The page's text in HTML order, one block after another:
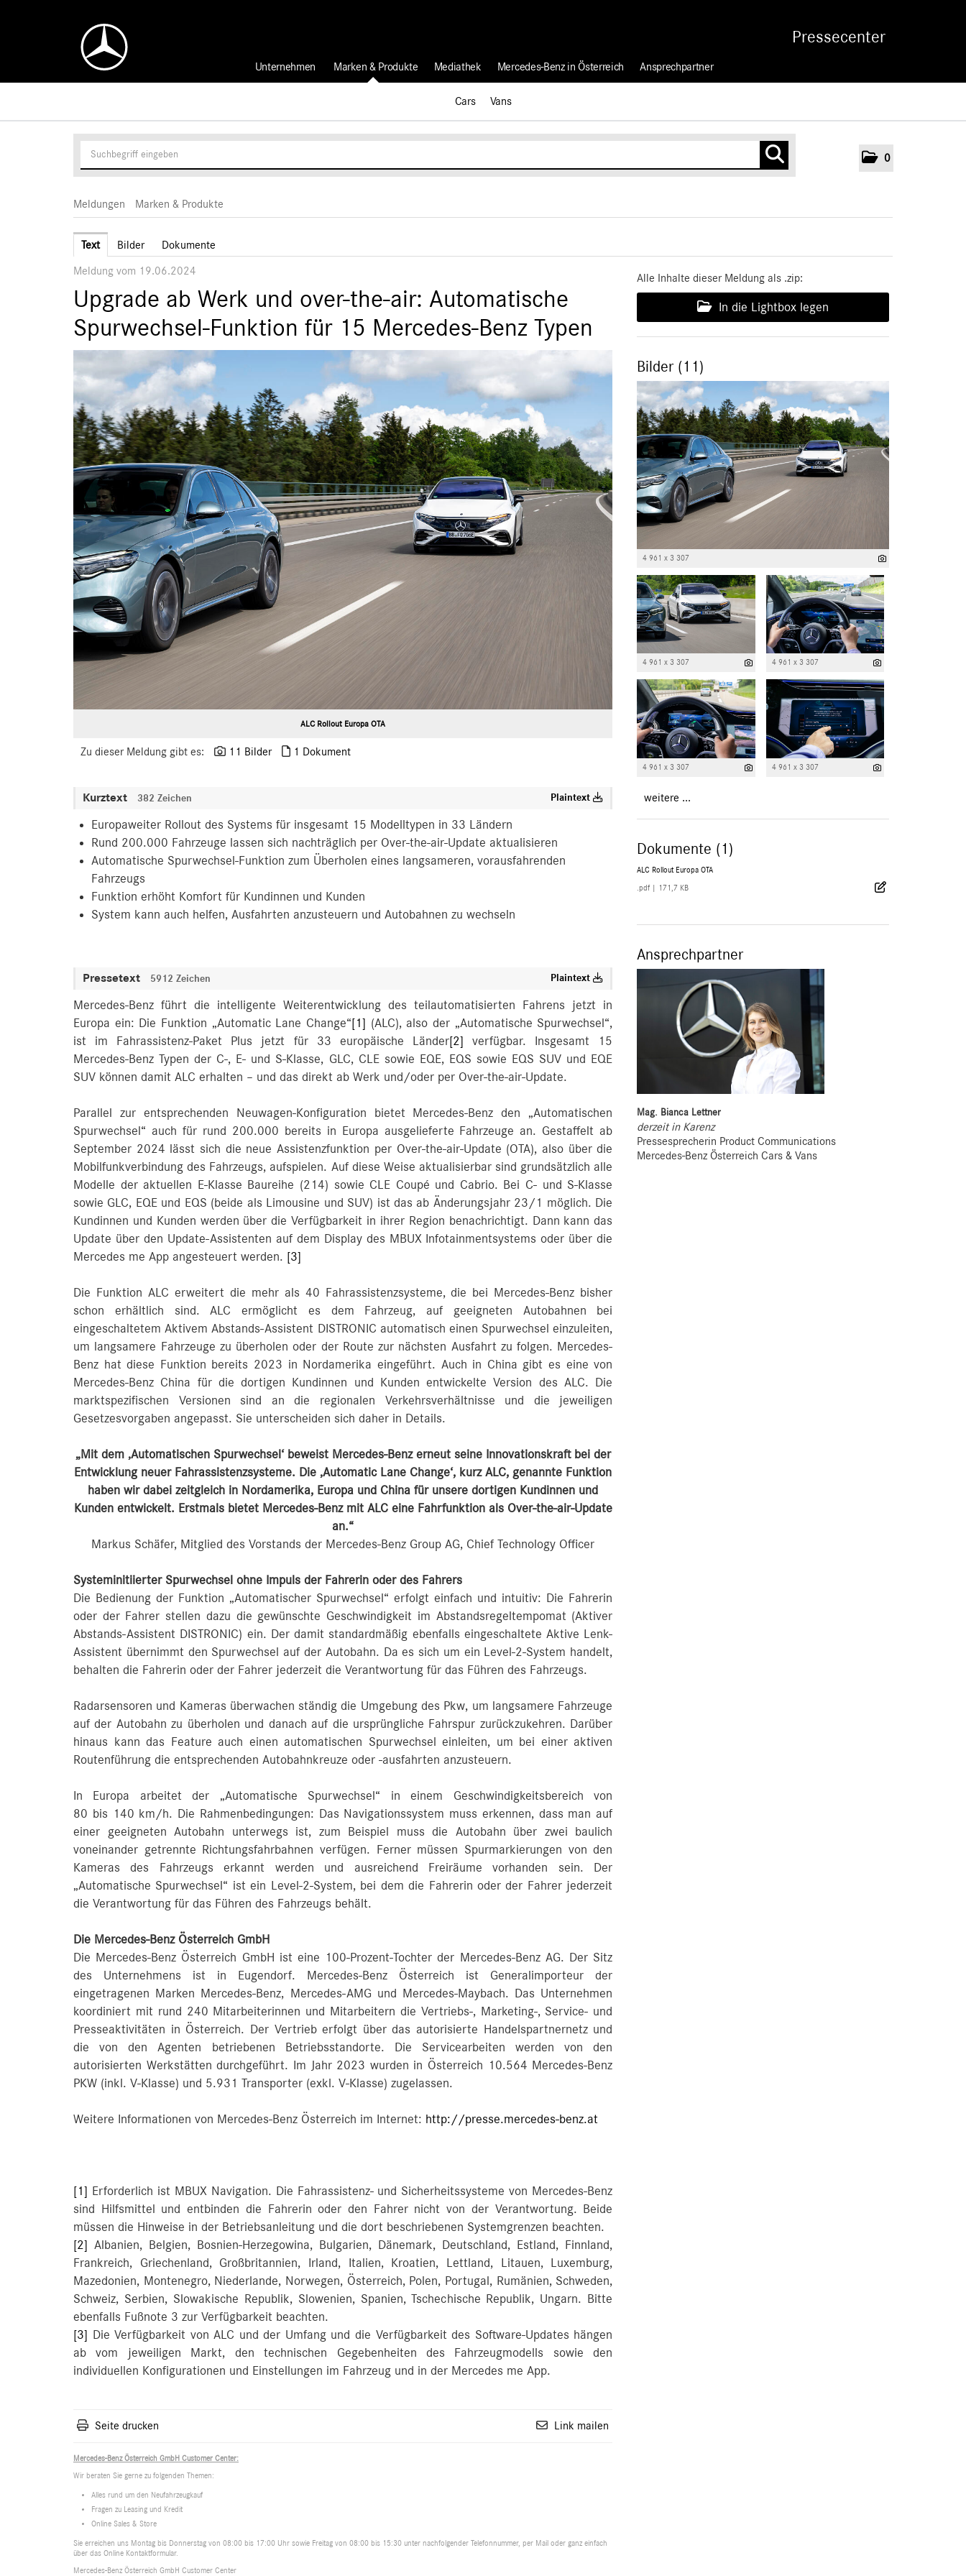
Pressecenter
0
Unternehmen Marken & Produkte
Cars Vans
Mediathek Mercedes-Benz in Österreich Ansprechpartner
Meldungen Marken & Produkte
Text Bilder Dokumente
Meldung vom 19.06.2024
Upgrade ab Werk und over-the-air: Automatische
Spurwechsel-Funktion für 15 Mercedes-Benz Typen
ALC Rollout Europa OTA
Zu dieser Meldung gibt es: 11 Bilder 1 Dokument
Kurztext 382 Zeichen Plaintext
Europaweiter Rollout des Systems für insgesamt 15 Modelltypen in 33 Ländern
Rund 200.000 Fahrzeuge lassen sich nachträglich per Over-the-air-Update aktualisieren
Automatische Spurwechsel-Funktion zum Überholen eines langsameren, vorausfahrenden
Fahrzeugs
Funktion erhöht Komfort für Kundinnen und Kunden
System kann auch helfen, Ausfahrten anzusteuern und Autobahnen zu wechseln
Pressetext 5912 Zeichen Plaintext
Mercedes-Benz führt die intelligente Weiterentwicklung des teilautomatisierten Fahrens jetzt in
Europa ein: Die Funktion „Automatic Lane Change“[1] (ALC), also der „Automatische Spurwechsel“,
ist im Fahrassistenz-Paket Plus jetzt für 33 europäische Länder[2]
verfügbar. Insgesamt 15
Mercedes-Benz Typen der C-, E- und S-Klasse, GLC, CLE sowie EQE, EQS sowie EQS SUV und EQE
SUV können damit ALC erhalten – und das direkt ab Werk und/oder per Over-the-air-Update.
Parallel zur entsprechenden Neuwagen-Konfiguration bietet Mercedes-Benz den „Automatischen
Spurwechsel“ auch für rund 200.000 bereits in Europa ausgelieferte Fahrzeuge an. Gestaffelt ab
September 2024 lässt sich die neue Assistenzfunktion per Over-the-air-Update (OTA), also über die
Mobilfunkverbindung des Fahrzeugs, aufspielen. Auf diese Weise aktualisierbar sind grundsätzlich alle
Modelle der aktuellen E‑Klasse Baureihe (214) sowie CLE Coupé und Cabrio. Bei C- und S‑Klasse
sowie GLC, EQE und EQS (beide als Limousine und SUV) ist das ab Änderungsjahr 23/1 möglich. Die
Kundinnen und Kunden werden über die Verfügbarkeit in ihrer Region benachrichtigt. Dann kann das
Update über den Update-Assistenten auf dem Display des MBUX Infotainmentsystems oder über die
Mercedes me App angesteuert werden. [3]
Die Funktion ALC erweitert die mehr als 40 Fahrassistenzsysteme, die bei Mercedes-Benz bisher
schon erhältlich sind. ALC ermöglicht es dem Fahrzeug, auf geeigneten Autobahnen bei
eingeschaltetem Aktivem Abstands-Assistent DISTRONIC automatisch einen Spurwechsel einzuleiten,
um langsamere Fahrzeuge zu überholen oder der Route zur nächsten Ausfahrt zu folgen. Mercedes-
Benz hat diese Funktion bereits 2023 in Nordamerika eingeführt. Auch in China gibt es eine von
Mercedes-Benz China für die dortigen Kundinnen und Kunden entwickelte Version des ALC. Die
marktspezifischen Versionen sind an die regionalen Verkehrsverhältnisse und die jeweiligen
Gesetzesvorgaben angepasst. Sie unterscheiden sich daher in Details.
„Mit dem ‚Automatischen Spurwechsel‘ beweist Mercedes-Benz erneut seine Innovationskraft bei der
Entwicklung neuer Fahrassistenzsysteme. Die ‚Automatic Lane Change‘, kurz ALC, genannte Funktion
haben wir dabei zeitgleich in Nordamerika, Europa und China für unsere dortigen Kundinnen und
Kunden entwickelt. Erstmals bietet Mercedes-Benz mit ALC eine Fahrfunktion als Over-the-air-Update
an.“
Markus Schäfer, Mitglied des Vorstands der Mercedes-Benz Group AG, Chief Technology Officer
Systeminitiierter Spurwechsel ohne Impuls der Fahrerin oder des Fahrers
Die Bedienung der Funktion „Automatischer Spurwechsel“ erfolgt einfach und intuitiv: Die Fahrerin
oder der Fahrer stellen dazu die gewünschte Geschwindigkeit im Abstandsregeltempomat (Aktiver
Abstands-Assistent DISTRONIC) ein. Der damit standardmäßig ebenfalls eingeschaltete Aktive Lenk-
Assistent übernimmt den Spurwechsel auf der Autobahn. Da es sich um ein Level-2-System handelt,
behalten die Fahrerin oder der Fahrer jederzeit die Verantwortung für das Führen des Fahrzeugs.
Radarsensoren und Kameras überwachen ständig die Umgebung des Pkw, um langsamere Fahrzeuge
auf der Autobahn zu überholen und danach auf die ursprüngliche Fahrspur zurückzukehren. Darüber
hinaus kann das Feature auch einen automatischen Spurwechsel einleiten, um bei einer aktiven
Routenführung die entsprechenden Autobahnkreuze oder -ausfahrten anzusteuern.
In Europa arbeitet der „Automatische Spurwechsel“ in einem Geschwindigkeitsbereich von
80 bis 140 km/h. Die Rahmenbedingungen: Das Navigationssystem muss erkennen, dass man auf
einer geeigneten Autobahn unterwegs ist, zum Beispiel muss die Autobahn über zwei baulich
voneinander getrennte Richtungsfahrbahnen verfügen. Ferner müssen Spurmarkierungen von den
Kameras des Fahrzeugs erkannt werden und ausreichend Freiräume vorhanden sein. Der
„Automatische Spurwechsel“ ist ein Level-2-System, bei dem die Fahrerin oder der Fahrer jederzeit
die Verantwortung für das Führen des Fahrzeugs behält.
Die Mercedes-Benz Österreich GmbH
Die Mercedes-Benz Österreich GmbH ist eine 100-Prozent-Tochter der Mercedes-Benz AG. Der Sitz
des Unternehmens ist in Eugendorf. Mercedes-Benz Österreich ist Generalimporteur der
eingetragenen Marken Mercedes-Benz, Mercedes-AMG und Mercedes-Maybach. Das Unternehmen
koordiniert mit rund 240 Mitarbeiterinnen und Mitarbeitern die Vertriebs-, Marketing-, Service- und
Presseaktivitäten in Österreich. Der Vertrieb erfolgt über das autorisierte Handelspartnernetz und
die von den Agenten betriebenen Betriebsstandorte. Die Servicearbeiten werden von den
autorisierten Werkstätten durchgeführt. Im Jahr 2023 wurden in Österreich 10.564 Mercedes-Benz
PKW (inkl. V-Klasse) und 5.931 Transporter (exkl. V-Klasse) zugelassen.
Weitere Informationen von Mercedes-Benz Österreich im Internet: http://presse.mercedes-benz.at
[1]
Erforderlich ist MBUX Navigation. Die Fahrassistenz- und Sicherheitssysteme von Mercedes-Benz
sind Hilfsmittel und entbinden die Fahrerin oder den Fahrer nicht von der Verantwortung. Beide
müssen die Hinweise in der Betriebsanleitung und die dort beschriebenen Systemgrenzen beachten.
[2]
Albanien, Belgien, Bosnien-Herzegowina, Bulgarien, Dänemark, Deutschland, Estland, Finnland,
Frankreich, Griechenland, Großbritannien, Irland, Italien, Kroatien, Lettland, Litauen, Luxemburg,
Mazedonien, Montenegro, Niederlande, Norwegen, Österreich, Polen, Portugal, Rumänien, Schweden,
Schweiz, Serbien, Slowakische Republik, Slowenien, Spanien, Tschechische Republik, Ungarn. Bitte
ebenfalls Fußnote 3 zur Verfügbarkeit beachten.
[3]
Die Verfügbarkeit von ALC und der Umfang und die Verfügbarkeit des Software-Updates hängen
ab vom jeweiligen Markt, den technischen Gegebenheiten des Fahrzeugmodells sowie den
individuellen Konfigurationen und Einstellungen im Fahrzeug und in der Mercedes me App.
Seite drucken Link mailen
Mercedes-Benz Österreich GmbH Customer Center:
Wir beraten Sie gerne zu folgenden Themen:
Alles rund um den Neufahrzeugkauf
Fragen zu Leasing und Kredit
Online Sales & Store
Sie erreichen uns Montag bis Donnerstag von 08:00 bis 17:00 Uhr sowie Freitag von 08:00 bis 15:30 unter nachfolgender Telefonnummer, per Mail oder ganz einfach
über das Online Kontaktformular.
Mercedes-Benz Österreich GmbH Customer Center
Alle Inhalte dieser Meldung als .zip:
In die Lightbox legen
Bilder (11)
4 961 x 3 307
4 961 x 3 307 4 961 x 3 307
4 961 x 3 307 4 961 x 3 307
weitere ...
Dokumente (1)
ALC Rollout Europa OTA
.pdf 171,7 KB
Ansprechpartner
Mag. Bianca Lettner
derzeit in Karenz
Pressesprecherin Product Communications
Mercedes-Benz Österreich Cars & Vans